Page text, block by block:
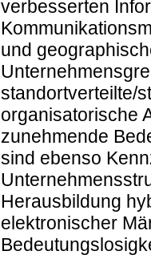
verbesserten
und
standortverteilte/
organisatorische
zunehmende
sind ebenso
Herausbildung
elektronischer